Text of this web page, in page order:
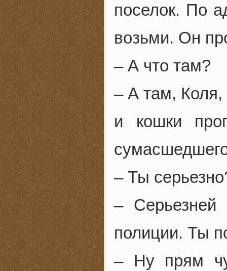
поселок. По
возьми. Он
– А что там?
– А там, Коля,
и кошки
– Ты
– Серьезней
полиции. Ты
– Ну прям